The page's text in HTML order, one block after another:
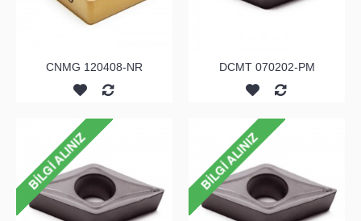
CNMG 120408-NR DCMT 070202-PM